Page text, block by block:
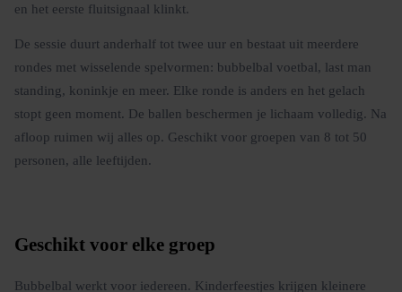
en het eerste fluitsignaal klinkt.
De sessie duurt anderhalf tot twee uur en bestaat uit meerdere
rondes met wisselende spelvormen: bubbelbal voetbal, last man
standing, koninkje en meer. Elke ronde is anders en het gelach
stopt geen moment. De ballen beschermen je lichaam volledig. Na
afloop ruimen wij alles op. Geschikt voor groepen van 8 tot 50
personen, alle leeftijden.
Geschikt voor elke groep
Bubbelbal werkt voor iedereen. Kinderfeestjes krijgen kleinere